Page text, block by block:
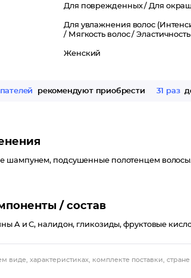
Для поврежденных /Для
Для увлажнения волос
/ Мягкость волос /
Женский
рекомендуют приобрести 31 раз
шампунем, подсушенные полотенцем волосы.
/ состав
A и С, налидон, гликозиды, фруктовые
характеристиках, комплекте поставки, стране